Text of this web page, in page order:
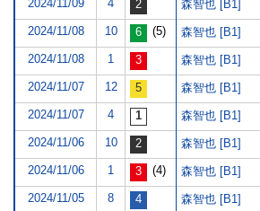
2024/11/09 4 森智也 [B1]
2024/11/08 10 (5) 森智也 [B1]
2024/11/08 1 森智也 [B1]
2024/11/07 12 森智也 [B1]
2024/11/07 4 森智也 [B1]
2024/11/06 10 森智也 [B1]
2024/11/06 1 (4) 森智也 [B1]
2024/11/05 8 森智也 [B1]